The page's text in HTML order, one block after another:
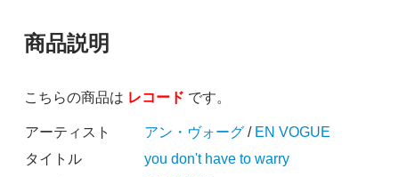
商品説明
こちらの商品は レコード です。
アーティスト アン・ヴォーグ/ EN VOGUE
タイトル
you don't have to warry